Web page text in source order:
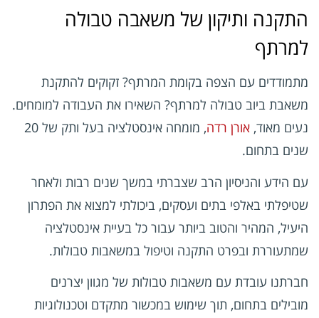
התקנה ותיקון של משאבה טבולה
למרתף
מתמודדים עם הצפה בקומת המרתף? זקוקים להתקנת
משאבת ביוב טבולה למרתף? השאירו את העבודה למומחים.
נעים מאוד, אורן רדה
, מומחה אינסטלציה בעל ותק של 20
שנים בתחום.
עם הידע והניסיון הרב שצברתי במשך שנים רבות ולאחר
שטיפלתי באלפי בתים ועסקים, ביכולתי למצוא את הפתרון
היעיל, המהיר והטוב ביותר עבור כל בעיית אינסטלציה
שמתעוררת ובפרט התקנה וטיפול במשאבות טבולות.
חברתנו עובדת עם משאבות טבולות של מגוון יצרנים
מובילים בתחום, תוך שימוש במכשור מתקדם וטכנולוגיות